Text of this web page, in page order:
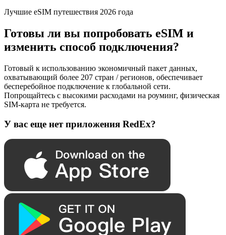
Лучшие eSIM путешествия 2026 года
Готовы ли вы попробовать eSIM и
изменить способ подключения?
Готовый к использованию экономичный пакет данных,
охватывающий более 207 стран / регионов, обеспечивает
бесперебойное подключение к глобальной сети.
Попрощайтесь с высокими расходами на роуминг, физическая
SIM-карта не требуется.
У вас еще нет приложения RedEx?